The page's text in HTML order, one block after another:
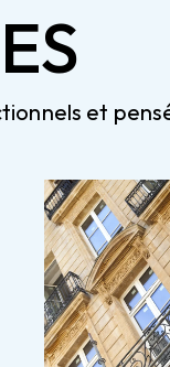
et